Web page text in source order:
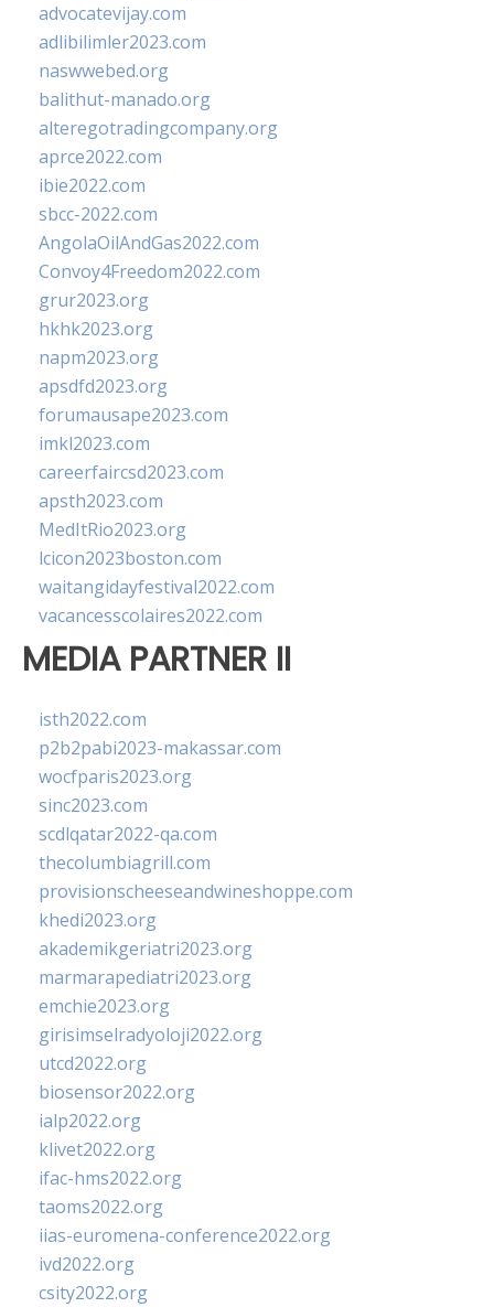
advocatevijay.com
adlibilimler2023.com
naswwebed.org
balithut-manado.org
alteregotradingcompany.org
aprce2022.com
ibie2022.com
sbcc-2022.com
AngolaOilAndGas2022.com
Convoy4Freedom2022.com
grur2023.org
hkhk2023.org
napm2023.org
apsdfd2023.org
forumausape2023.com
imkl2023.com
careerfaircsd2023.com
apsth2023.com
MedItRio2023.org
lcicon2023boston.com
waitangidayfestival2022.com
vacancesscolaires2022.com
MEDIA PARTNER II
isth2022.com
p2b2pabi2023-makassar.com
wocfparis2023.org
sinc2023.com
scdlqatar2022-qa.com
thecolumbiagrill.com
provisionscheeseandwineshoppe.com
khedi2023.org
akademikgeriatri2023.org
marmarapediatri2023.org
emchie2023.org
girisimselradyoloji2022.org
utcd2022.org
biosensor2022.org
ialp2022.org
klivet2022.org
ifac-hms2022.org
taoms2022.org
iias-euromena-conference2022.org
ivd2022.org
csity2022.org